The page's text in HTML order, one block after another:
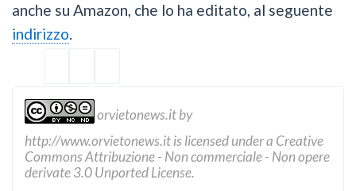
anche su Amazon, che lo ha editato, al seguente
indirizzo.
orvietonews.itby
http://www.orvietonews.itis licensed under a Creative
Commons Attribuzione - Non commerciale - Non opere
derivate 3.0 Unported License.